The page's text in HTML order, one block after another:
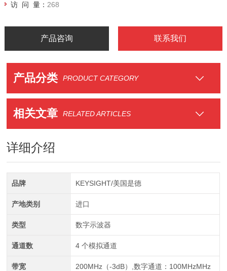
访 问 量： 268
产品咨询 联系我们
产品分类 PRODUCT CATEGORY
相关文章 RELATED ARTICLES
详细介绍
品牌 KEYSIGHT/美国是德
产地类别 进口
类型 数字示波器
通道数 4 个模拟通道
带宽 200MHz（-3dB）,数字通道：100MHzMHz